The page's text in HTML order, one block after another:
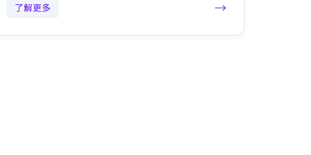
了解更多 →